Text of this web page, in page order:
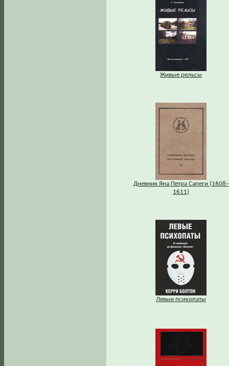
Живые рельсы
Дневник Яна Петра Сапеги (1608–
1611)
Левые психопаты